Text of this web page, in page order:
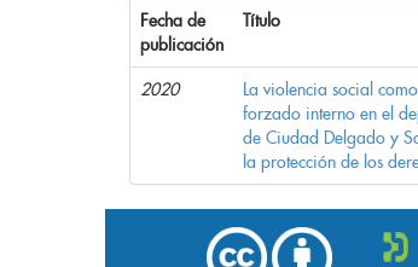
Fecha de
publicación
Título
2020
La violencia social
forzado interno en el
de Ciudad Delgado y
la protección de los